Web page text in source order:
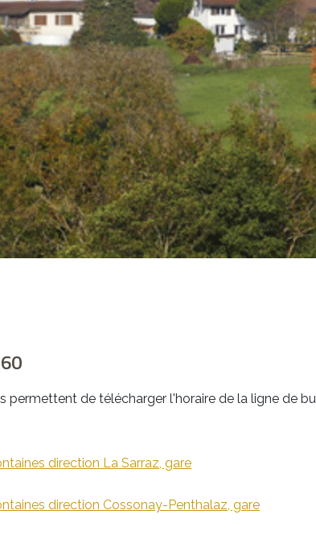
permettent de télécharger l'horaire de la ligne de
direction La Sarraz, gare
direction Cossonay-Penthalaz, gare